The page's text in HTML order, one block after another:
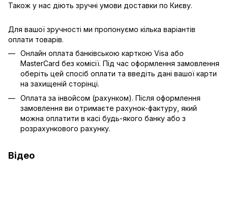
Також у нас діють зручні умови доставки по Києву.
Для вашої зручності ми пропонуємо кілька варіантів
оплати товарів.
Онлайн оплата банківською карткою Visa або
MasterCard без комісії. Під час оформлення замовлення
оберіть цей спосіб оплати та введіть дані вашої карти
на захищеній сторінці.
Оплата за інвойсом (рахунком). Після оформлення
замовлення ви отримаєте рахунок-фактуру, який
можна оплатити в касі будь-якого банку або з
розрахункового рахунку.
Відео